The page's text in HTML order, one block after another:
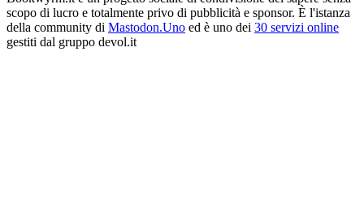
scopo di lucro e totalmente privo di pubblicità e sponsor. È l'istanza
della community di Mastodon.Uno ed è uno dei 30 servizi online
gestiti dal gruppo devol.it